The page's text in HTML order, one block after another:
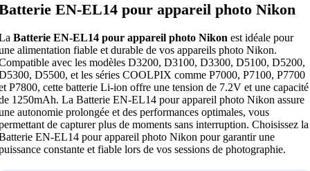
EN-EL14 pour appareil photo Nikon
Batterie EN-EL14 pour appareil photo Nikon est idéale pour
alimentation fiable et durable de vos appareils photo Nikon.
avec les modèles D3200, D3100, D3300, D5100, D5200,
D5500, et les séries COOLPIX comme P7000, P7100, P7700
P7800, cette batterie Li-ion offre une tension de 7.2V et une capacité
1250mAh. La Batterie EN-EL14 pour appareil photo Nikon assure
autonomie prolongée et des performances optimales, vous
de capturer plus de moments sans interruption. Choisissez la
EN-EL14 pour appareil photo Nikon pour garantir une
constante et fiable lors de vos sessions de photographie.